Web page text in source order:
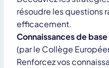
résoudre les questions
efficacement.
Connaissances de
(par le Collège
Renforcez vos